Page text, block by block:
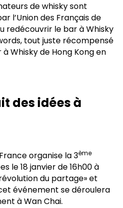
de whisky sont
l’Union des Français de
redécouvrir le bar à Whisky
tout juste récompensé
Whisky de Hong Kong en
des idées à
organise la 3ème
le 18 janvier de 16h00 à
du partage» et
cet événement se déroulera
à Wan Chai.